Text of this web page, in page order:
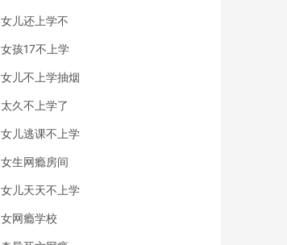
女儿还上学不
女孩17不上学
女儿不上学抽烟
太久不上学了
女儿逃课不上学
女生网瘾房间
女儿天天不上学
女网瘾学校